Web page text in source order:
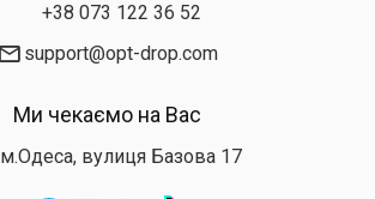
+38 073 122 36 52
support@opt-drop.com
Ми чекаємо на Вас
м.Одеса, вулиця Базова 17